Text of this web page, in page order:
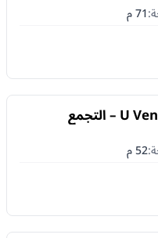
71م
مكتب إداري فاخر للإيجار | U Venues – التجمع
52م